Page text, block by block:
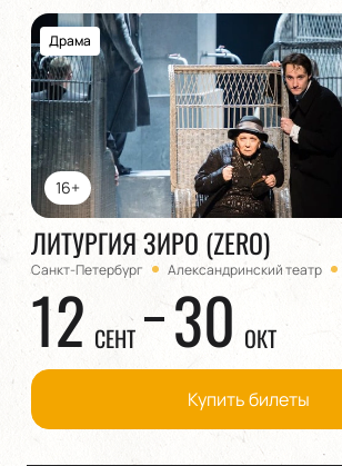
16+
Драма
ЛИТУРГИЯ ЗИРО (ZERO)
Санкт-Петербург Александринский театр
12 СЕНТ 30 ОКТ
Купить билеты